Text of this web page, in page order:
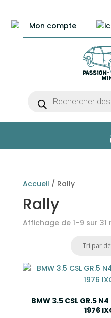
produits
Mon compte
Accueil / Rally
Rally
Affichage de 1–9 sur
BMW 3.5 CSL GR.5 N4
1976